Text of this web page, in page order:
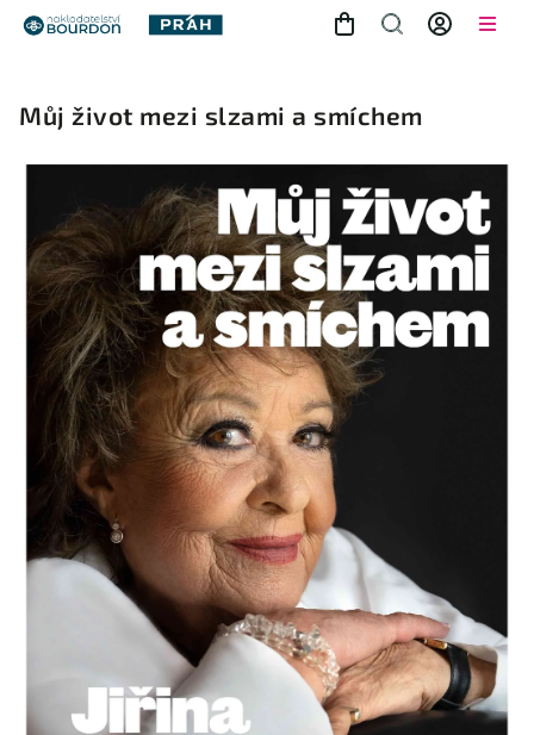
Můj život mezi slzami a smíchem